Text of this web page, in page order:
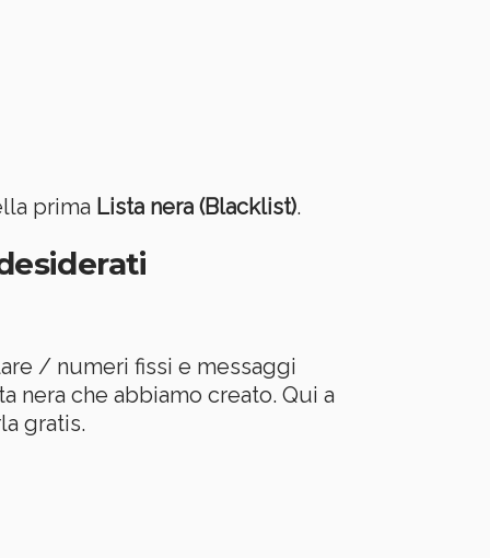
prima Lista nera (Blacklist).
/ numeri fissi e messaggi
nera che abbiamo creato. Qui a
gratis.